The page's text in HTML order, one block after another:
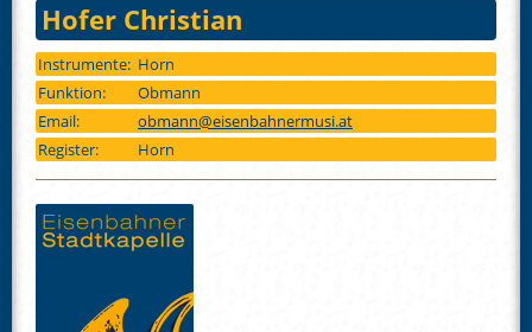
Hofer Christian
Instrumente: Horn
Funktion:
Obmann
Email:
obmann@eisenbahnermusi.at
Register:
Horn